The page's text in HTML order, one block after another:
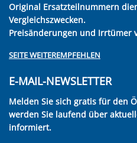
Original Ersatzteilnummern
Vergleichszwecken.
Preisänderungen und Irrtümer
SEITE WEITEREMPFEHLEN
E-MAIL-NEWSLETTER
Melden Sie sich gratis für den
werden Sie laufend über
informiert.